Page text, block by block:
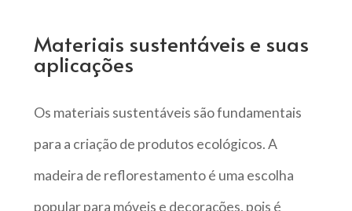
Materiais sustentáveis e suas
aplicações
Os materiais sustentáveis são fundamentais
para a criação de produtos ecológicos. A
madeira de reflorestamento é uma escolha
popular para móveis e decorações, pois é